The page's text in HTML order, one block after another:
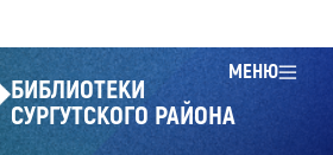
МЕНЮ
БИБЛИОТЕКИ
СУРГУТСКОГО РАЙОНА